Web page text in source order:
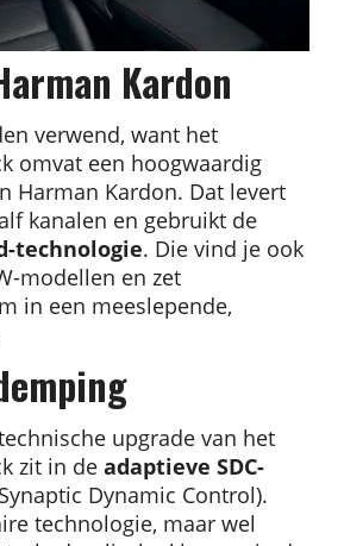
Kardon
verwend, want het
omvat een hoogwaardig
Harman Kardon. Dat levert
kanalen en gebruikt de
technologie. Die vind je ook
modellen en zet
in een meeslepende,
upgrade van het
zit in de adaptieve SDC-
Dynamic Control).
technologie, maar wel